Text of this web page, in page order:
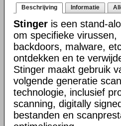
Beschrijving Informatie
Stinger is een stand-
om specifieke virussen,
backdoors, malware,
ontdekken en te
Stinger maakt gebruik
volgende generatie
technologie, inclusief
scanning, digitally
bestanden en